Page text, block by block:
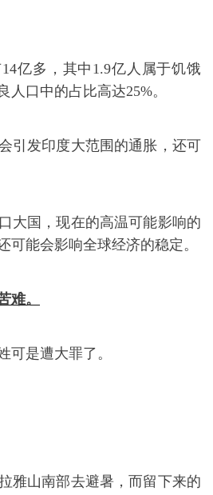
亿多，其中1.9亿人属于饥饿
人口中的占比高达25%。
引发印度大范围的通胀，还可
大国，现在的高温可能影响的
可能会影响全球经济的稳定。
难。
可是遭大罪了。
雅山南部去避暑，而留下来的